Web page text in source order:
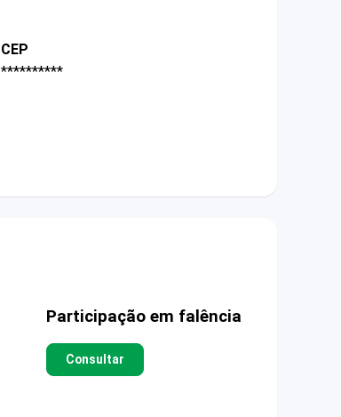
CEP
**********
Participação em falência
Consultar